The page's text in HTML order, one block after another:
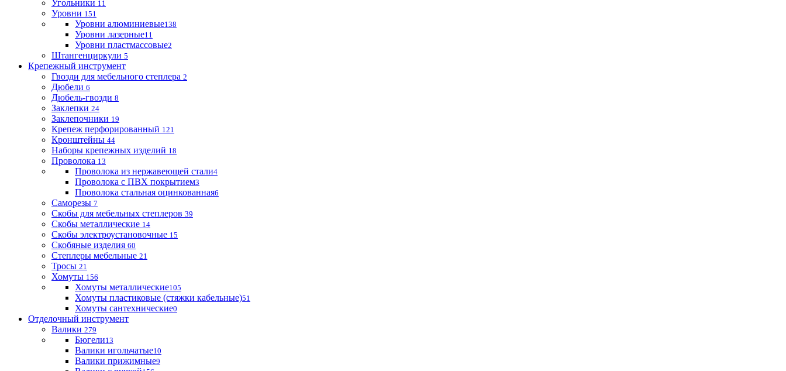
Угольники 11
Уровни 151
Уровни алюминиевые138
Уровни лазерные11
Уровни пластмассовые2
Штангенциркули 5
Крепежный инструмент
Гвозди для мебельного степлера 2
Дюбели 6
Дюбель-гвозди 8
Заклепки 24
Заклепочники 19
Крепеж перфорированный 121
Кронштейны 44
Наборы крепежных изделий 18
Проволока 13
Проволока из нержавеющей стали4
Проволока с ПВХ покрытием3
Проволока стальная оцинкованная6
Саморезы 7
Скобы для мебельных степлеров 39
Скобы металлические 14
Скобы электроустановочные 15
Скобяные изделия 60
Степлеры мебельные 21
Тросы 21
Хомуты 156
Хомуты металлические105
Хомуты пластиковые (стяжки кабельные)51
Хомуты сантехнические0
Отделочный инструмент
Валики 279
Бюгели13
Валики игольчатые10
Валики прижимные9